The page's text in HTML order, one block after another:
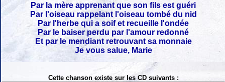
Par la mère apprenant que son fils est guéri
Par l'oiseau rappelant l'oiseau tombé du nid
Par l'herbe qui a soif et recueille l'ondée
Par le baiser perdu par l'amour redonné
Et par le mendiant retrouvant sa monnaie
Je vous salue, Marie
Cette chanson existe sur les CD suivants :